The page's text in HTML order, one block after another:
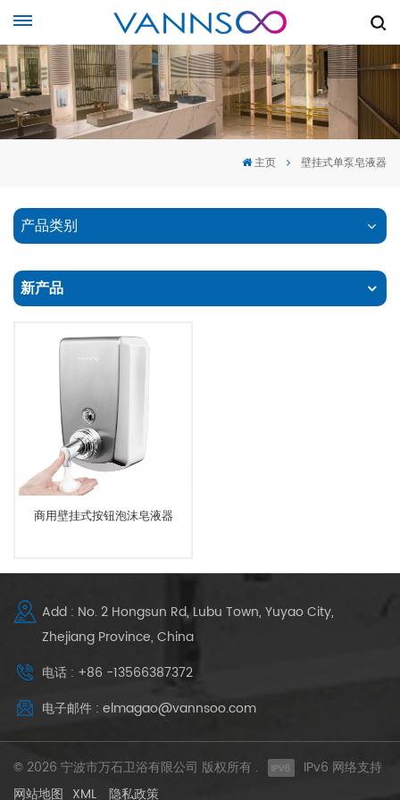
主页 壁挂式单泵皂液器
产品类别
新产品
商用壁挂式按钮泡沫皂液器
Add : No. 2 Hongsun Rd, Lubu Town, Yuyao City,
Zhejiang Province, China
电话 : +86 -13566387372
电子邮件 : elmagao@vannsoo.com
© 2026 宁波市万石卫浴有限公司 版权所有 .
IPv6 网络支持
网站地图 XML 隐私政策